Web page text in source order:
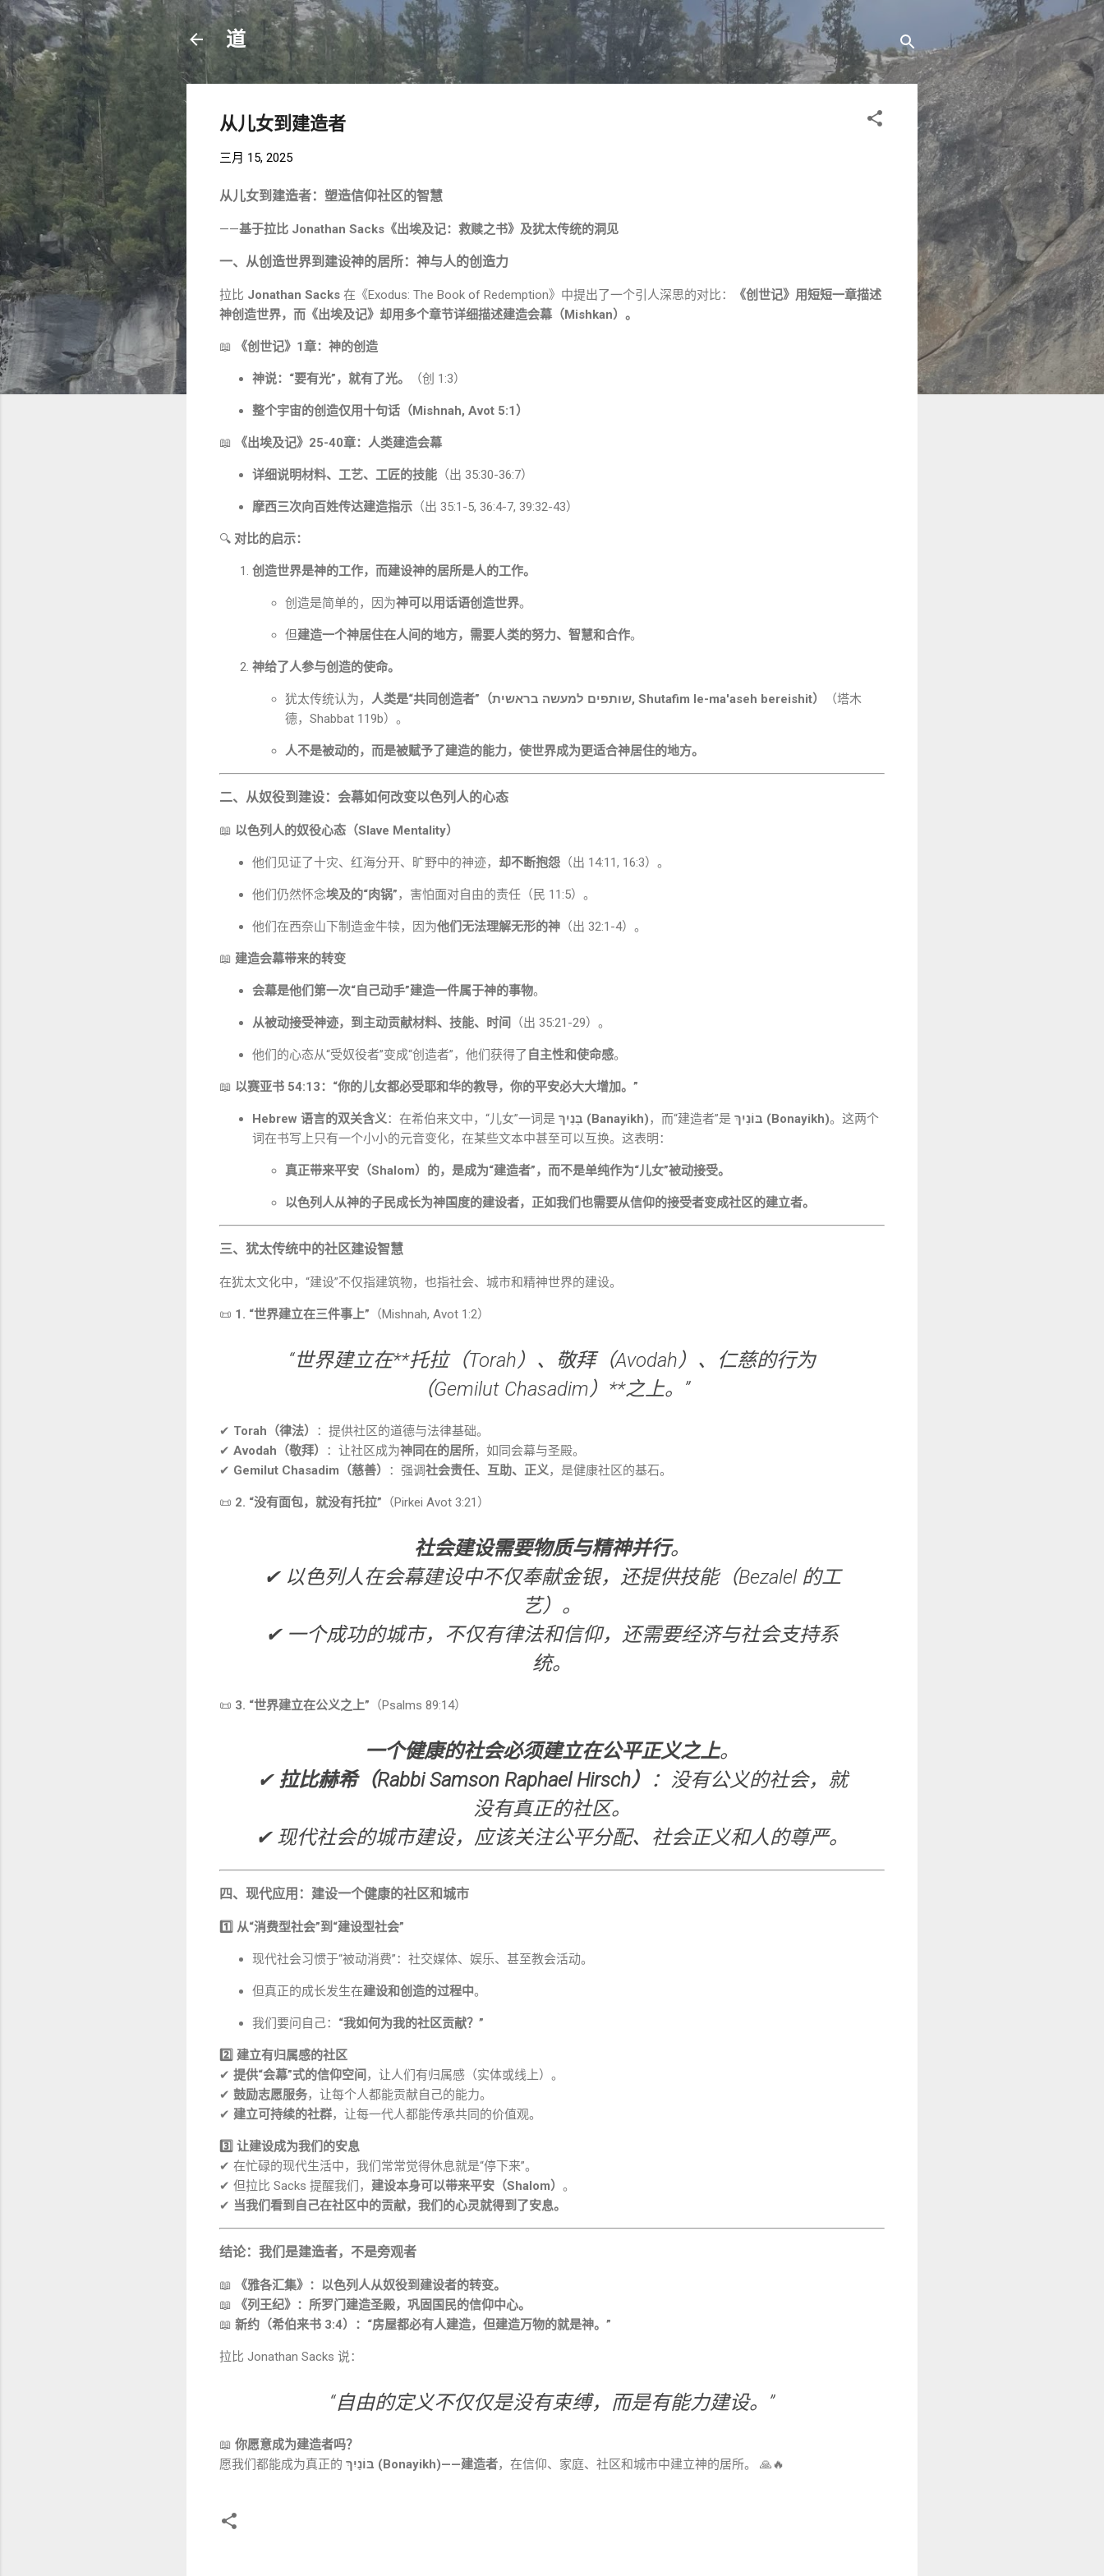
跳至主要内容
道
从儿女到建造者
三月 15, 2025
从儿女到建造者：塑造信仰社区的智慧
——基于拉比 Jonathan Sacks《出埃及记：救赎之书》及犹太传统的洞见
一、从创造世界到建设神的居所：神与人的创造力
拉比 Jonathan Sacks 在《Exodus: The Book of Redemption》中提出了一个引人深思的对比：
《创世记》用短短一章描述
神创造世界，而《出埃及记》却用多个章节详细描述建造会幕（Mishkan）。
📖 《创世记》1章：神的创造
神说：“要有光”，就有了光。 （创 1:3）
整个宇宙的创造仅用十句话（Mishnah, Avot 5:1）
📖 《出埃及记》25-40章：人类建造会幕
详细说明材料、工艺、工匠的技能 （出 35:30-36:7）
摩西三次向百姓传达建造指示 （出 35:1-5, 36:4-7, 39:32-43）
🔍 对比的启示：
创造世界是神的工作，而建设神的居所是人的工作。
创造是简单的，因为神可以用话语创造世界。
但建造一个神居住在人间的地方，需要人类的努力、智慧和合作。
神给了人参与创造的使命。
犹太传统认为， 人类是“共同创造者”（שותפים למעשה בראשית, Shutafim le-ma'aseh bereishit）
（塔木
德，Shabbat 119b）。
人不是被动的，而是被赋予了建造的能力，使世界成为更适合神居住的地方。
二、从奴役到建设：会幕如何改变以色列人的心态
📖 以色列人的奴役心态（Slave Mentality）
他们见证了十灾、红海分开、旷野中的神迹， 却不断抱怨 （出 14:11, 16:3）。
他们仍然怀念埃及的“肉锅”，害怕面对自由的责任（民 11:5）。
他们在西奈山下制造金牛犊，因为他们无法理解无形的神 （出 32:1-4）。
📖 建造会幕带来的转变
会幕是他们第一次“自己动手”建造一件属于神的事物。
从被动接受神迹，到主动贡献材料、技能、时间 （出 35:21-29）。
他们的心态从“受奴役者”变成“创造者”，他们获得了 自主性和使命感。
📖 以赛亚书 54:13：“你的儿女都必受耶和华的教导，你的平安必大大增加。”
Hebrew 语言的双关含义：在希伯来文中，“儿女”一词是 בָּנַיִךְ (Banayikh)，而“建造者”是 בּוֹנַיִךְ (Bonayikh)。这两个
词在书写上只有一个小小的元音变化，在某些文本中甚至可以互换。这表明：
真正带来平安（Shalom）的，是成为“建造者”，而不是单纯作为“儿女”被动接受。
以色列人从神的子民成长为神国度的建设者，正如我们也需要从信仰的接受者变成社区的建立者。
三、犹太传统中的社区建设智慧
在犹太文化中，“建设”不仅指建筑物，也指社会、城市和精神世界的建设。
📜 1. “世界建立在三件事上” （Mishnah, Avot 1:2）
“世界建立在**托拉（Torah）、敬拜（Avodah）、仁慈的行为
（Gemilut Chasadim）**之上。”
✔ Torah（律法）
：提供社区的道德与法律基础。
✔ Avodah（敬拜） ：让社区成为神同在的居所，如同会幕与圣殿。
✔ Gemilut Chasadim（慈善） ：强调社会责任、互助、正义，是健康社区的基石。
📜 2. “没有面包，就没有托拉” （Pirkei Avot 3:21）
社会建设需要物质与精神并行。
✔ 以色列人在会幕建设中不仅奉献金银，还提供技能（Bezalel 的工
艺）。
✔ 一个成功的城市，不仅有律法和信仰，还需要经济与社会支持系
统。
📜 3. “世界建立在公义之上” （Psalms 89:14）
一个健康的社会必须建立在公平正义之上。
✔ 拉比赫希（Rabbi Samson Raphael Hirsch）
：没有公义的社会，就
没有真正的社区。
✔ 现代社会的城市建设，应该关注公平分配、社会正义和人的尊严。
四、现代应用：建设一个健康的社区和城市
1️⃣ 从“消费型社会”到“建设型社会”
现代社会习惯于“被动消费”：社交媒体、娱乐、甚至教会活动。
但真正的成长发生在建设和创造的过程中。
我们要问自己： “我如何为我的社区贡献？”
2️⃣ 建立有归属感的社区
✔ 提供“会幕”式的信仰空间 ，让人们有归属感（实体或线上）。
✔ 鼓励志愿服务，让每个人都能贡献自己的能力。
✔ 建立可持续的社群，让每一代人都能传承共同的价值观。
3️⃣ 让建设成为我们的安息
✔ 在忙碌的现代生活中，我们常常觉得休息就是“停下来”。
✔ 但拉比 Sacks 提醒我们， 建设本身可以带来平安（Shalom） 。
✔ 当我们看到自己在社区中的贡献，我们的心灵就得到了安息。
结论：我们是建造者，不是旁观者
📖
《雅各汇集》：以色列人从奴役到建设者的转变。
📖
《列王纪》：所罗门建造圣殿，巩固国民的信仰中心。
📖 新约（希伯来书 3:4）：“房屋都必有人建造，但建造万物的就是神。”
拉比 Jonathan Sacks 说：
“自由的定义不仅仅是没有束缚，而是有能力建设。”
📖 你愿意成为建造者吗？
愿我们都能成为真正的
בּוֹנַיִךְ (Bonayikh)——建造者，在信仰、家庭、社区和城市中建立神的居所。 🙏🔥